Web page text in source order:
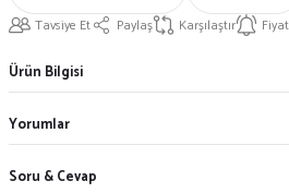
Tavsiye Et Paylaş Karşılaştır
Ürün Bilgisi
Yorumlar
Soru & Cevap